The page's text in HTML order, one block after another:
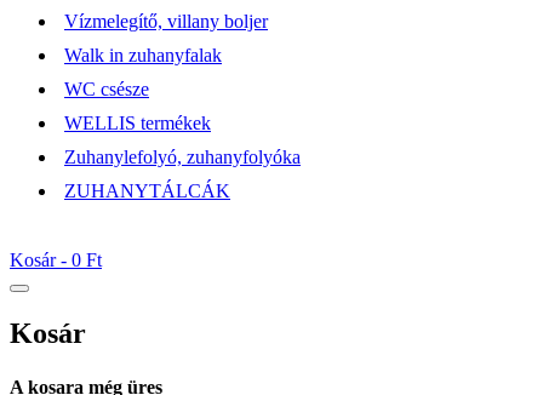
Vízmelegítő, villany boljer
Walk in zuhanyfalak
WC csésze
WELLIS termékek
Zuhanylefolyó, zuhanyfolyóka
ZUHANYTÁLCÁK
Kosár - 0 Ft
Kosár
A kosara még üres